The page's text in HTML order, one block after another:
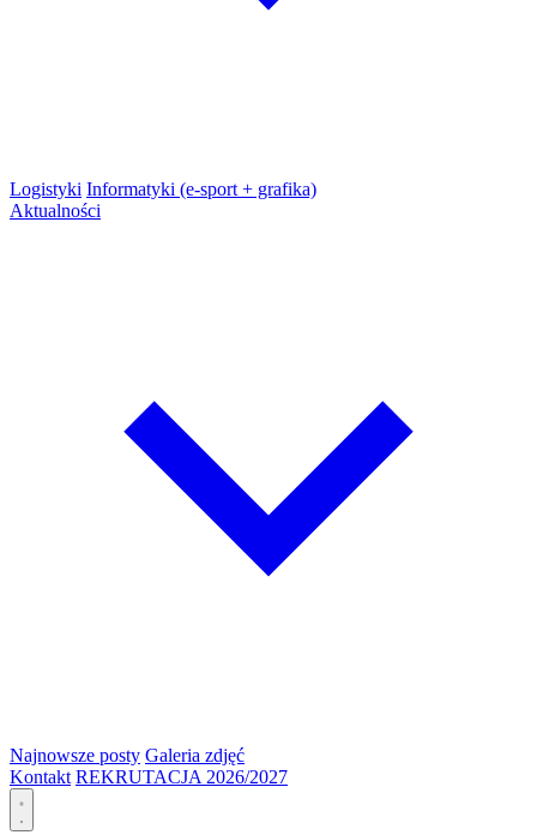
Logistyki Informatyki (e-sport + grafika)
Aktualności
Najnowsze posty Galeria zdjęć
Kontakt REKRUTACJA 2026/2027